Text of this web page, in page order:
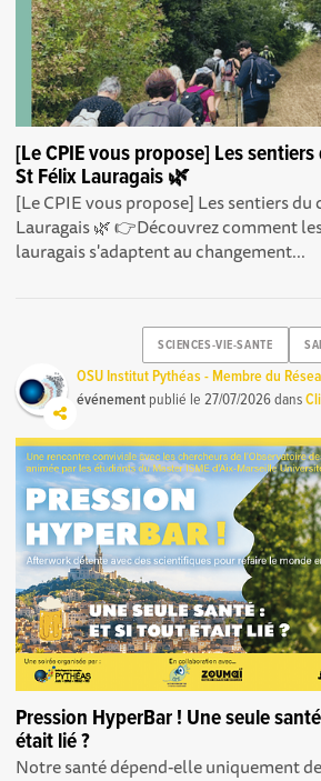
[Le CPIE vous propose] Les
St Félix Lauragais 🌿
[Le CPIE vous propose] Les sentiers
Lauragais 🌿 👉Découvrez comment
lauragais s'adaptent au changement...
SCIENCES-VIE-SANTE
OSU Institut Pythéas - Membre du
événement publié le27/07/2026dans
Pression HyperBar ! Une seule
était lié ?
Notre santé dépend-elle uniquement